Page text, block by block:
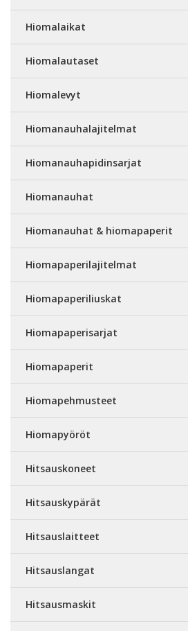
Hiomalaikat
Hiomalautaset
Hiomalevyt
Hiomanauhalajitelmat
Hiomanauhapidinsarjat
Hiomanauhat
Hiomanauhat & hiomapaperit
Hiomapaperilajitelmat
Hiomapaperiliuskat
Hiomapaperisarjat
Hiomapaperit
Hiomapehmusteet
Hiomapyöröt
Hitsauskoneet
Hitsauskypärät
Hitsauslaitteet
Hitsauslangat
Hitsausmaskit